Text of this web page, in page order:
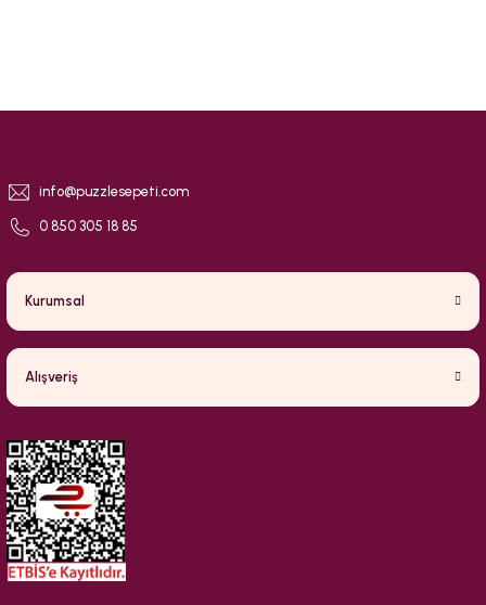
info@puzzlesepeti.com
0 850 305 18 85
Kurumsal
Alışveriş